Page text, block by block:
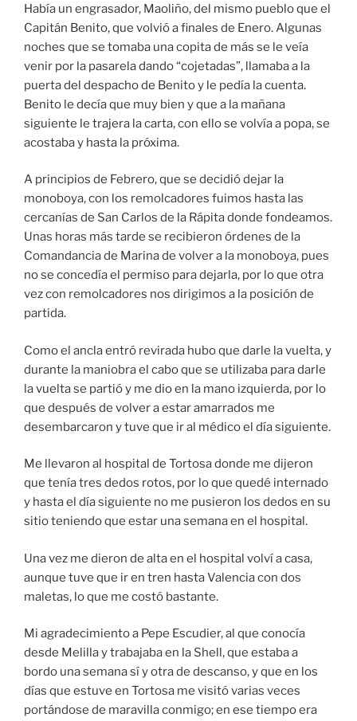
Había un engrasador, Maoliño, del mismo pueblo que el
Capitán Benito, que volvió a finales de Enero. Algunas
noches que se tomaba una copita de más se le veía
venir por la pasarela dando “cojetadas”, llamaba a la
puerta del despacho de Benito y le pedía la cuenta.
Benito le decía que muy bien y que a la mañana
siguiente le trajera la carta, con ello se volvía a popa, se
acostaba y hasta la próxima.
A principios de Febrero, que se decidió dejar la
monoboya, con los remolcadores fuimos hasta las
cercanías de San Carlos de la Rápita donde fondeamos.
Unas horas más tarde se recibieron órdenes de la
Comandancia de Marina de volver a la monoboya, pues
no se concedía el permiso para dejarla, por lo que otra
vez con remolcadores nos dirigimos a la posición de
partida.
Como el ancla entró revirada hubo que darle la vuelta, y
durante la maniobra el cabo que se utilizaba para darle
la vuelta se partió y me dio en la mano izquierda, por lo
que después de volver a estar amarrados me
desembarcaron y tuve que ir al médico el día siguiente.
Me llevaron al hospital de Tortosa donde me dijeron
que tenía tres dedos rotos, por lo que quedé internado
y hasta el día siguiente no me pusieron los dedos en su
sitio teniendo que estar una semana en el hospital.
Una vez me dieron de alta en el hospital volví a casa,
aunque tuve que ir en tren hasta Valencia con dos
maletas, lo que me costó bastante.
Mi agradecimiento a Pepe Escudier, al que conocía
desde Melilla y trabajaba en la Shell, que estaba a
bordo una semana sí y otra de descanso, y que en los
días que estuve en Tortosa me visitó varias veces
portándose de maravilla conmigo; en ese tiempo era